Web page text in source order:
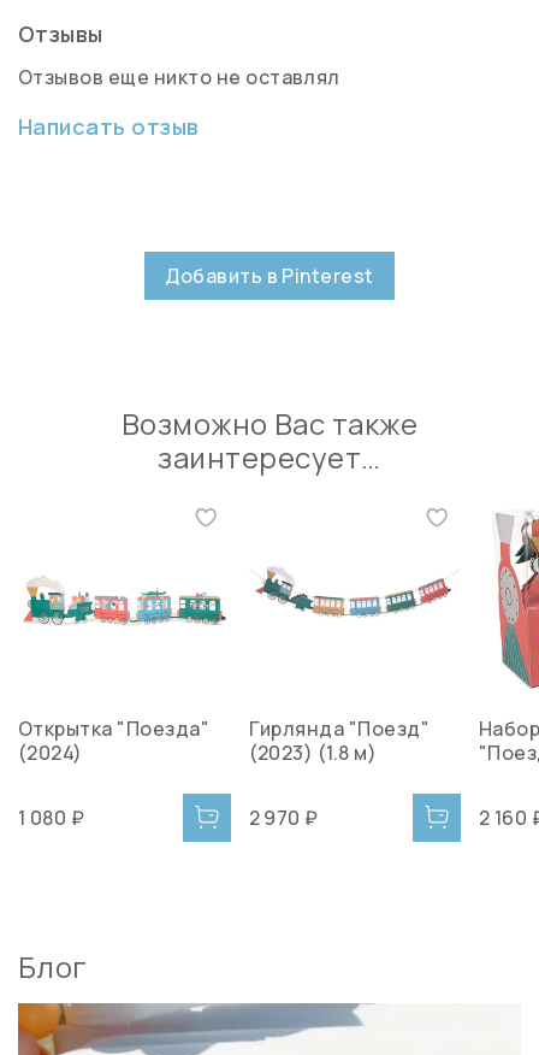
Отзывы
Отзывов еще никто не оставлял
Написать отзыв
Добавить в Pinterest
Возможно Вас также
заинтересует…
Открытка "Поезда"
(2024)
1 080 ₽
Гирлянда "Поезд"
(2023) (1.8 м)
2 970 ₽ 2 160
Блог